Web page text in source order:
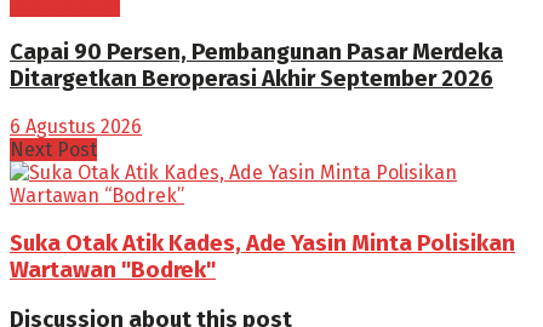
Capai 90 Persen, Pembangunan Pasar Merdeka
Ditargetkan Beroperasi Akhir September 2026
6 Agustus 2026
Next Post
Suka Otak Atik Kades, Ade Yasin Minta Polisikan
Wartawan "Bodrek"
Discussion about this post